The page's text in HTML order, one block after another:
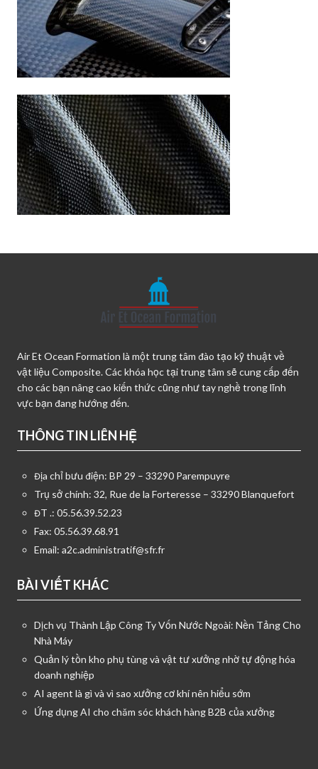
Air Et Ocean Formation là một trung tâm đào tạo kỹ thuật về
vật liệu Composite. Các khóa học tại trung tâm sẽ cung cấp đến
cho các bạn nâng cao kiến thức cũng như tay nghề trong lĩnh
vực bạn đang hướng đến.
THÔNG TIN LIÊN HỆ
Địa chỉ bưu điện: BP 29 – 33290 Parempuyre
Trụ sở chính: 32, Rue de la Forteresse – 33290 Blanquefort
ĐT .: 05.56.39.52.23
Fax: 05.56.39.68.91
Email: a2c.administratif@sfr.fr
BÀI VIẾT KHÁC
Dịch vụ Thành Lập Công Ty Vốn Nước Ngoài: Nền Tảng Cho
Nhà Máy
Quản lý tồn kho phụ tùng và vật tư xưởng nhờ tự động hóa
doanh nghiệp
AI agent là gì và vì sao xưởng cơ khí nên hiểu sớm
Ứng dụng AI cho chăm sóc khách hàng B2B của xưởng